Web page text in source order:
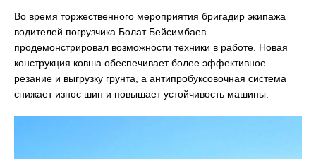
Во время торжественного мероприятия бригадир экипажа
водителей погрузчика Болат Бейсимбаев
продемонстрировал возможности техники в работе. Новая
конструкция ковша обеспечивает более эффективное
резание и выгрузку грунта, а антипробуксовочная система
снижает износ шин и повышает устойчивость машины.